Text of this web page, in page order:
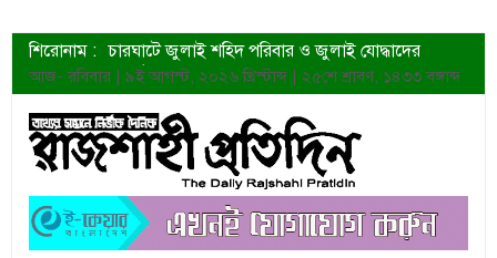
শিরোনাম : চারঘাটে জুলাই শহিদ পরিবার ও জুলাই যোদ্ধাদের
সংবর্ধনা
শহীদদের প্রত্যাশা এখনো পূরণ হয়নি: ডা. শফিকুর রহমান
ত্বক ভালো রাখতে যে ৫ কাজ করবেন
জুলাই স্মৃতি জাদুঘরের দুয়ার খুলেছে উদ্বোধন করলেন
প্রধানমন্ত্রী
শাহরুখের নতুন সিনেমার লুক
কোয়ার্টার ফাইনালে নেইমারের দুর্দান্ত অ্যাসিস্টে সান্তোস
ডেনিস লিয়ামিন রাশিয়ার ড্রোন বাহিনীর প্রধান হলেন
আজ- রবিবার | ৯ই আগস্ট, ২০২৬ খ্রিস্টাব্দ | ২৫শে শ্রাবণ, ১৪৩৩ বঙ্গাব্দ